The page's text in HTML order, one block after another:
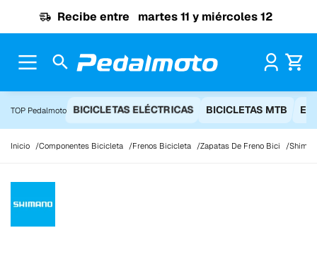
Recibe entre martes 11 y miércoles 12
TOP Pedalmoto BICICLETAS ELÉCTRICAS BICICLETAS MTB
Inicio Componentes Bicicleta Frenos Bicicleta Zapatas De Freno Bici